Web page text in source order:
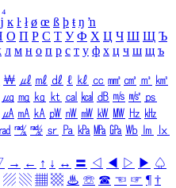
₄
ĸ ŀ ł ø œ ß þ ŧ ŋ ŉ
О П Р С Т У Ф Х Ц Ч Ш Щ Ъ
л м н о п р с т у ф х ц ч ш щ ъ
￦ ㎕ ㎖ ㎗ ℓ ㎘ ㏄ ㎣ ㎤ ㎥ ㎦
㎍ ㎎ ㎏ ㏏ ㎈ ㎉ ㏈ ㎧ ㎨ ㎰
㎂ ㎃ ㎄ ㎺ ㎻ ㎽ ㎾ ㎿ ㎐ ㎑
㎭ ㎮ ㎯ ㏛ ㎩ ㎪ ㎫ ㎬ ㏝ ㏐
㏓
→ ← ↑ ↓ ↔ 〓 ◁ ◀ ▷ ▶ ♤
▨ ▧ ▦ ▩ ♨ ☏ ☎ ☜ ☞ ¶ †